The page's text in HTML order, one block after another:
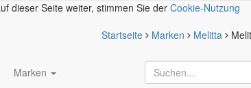
dieser Seite weiter, stimmen Sie der Cookie-Nutzung
Startseite Marken Melitta
Marken